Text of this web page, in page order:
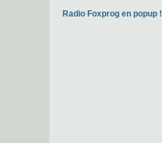
Radio Foxprog en popup !